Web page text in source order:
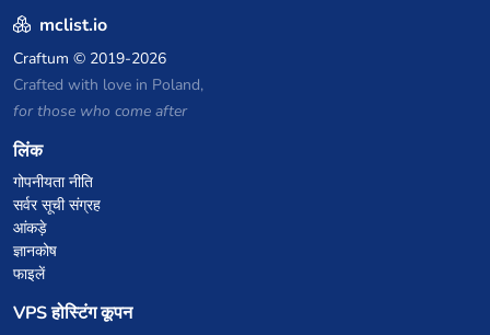
mclist.io
Craftum © 2019-2026
Crafted with love in Poland,
for those who come after
लिंक
गोपनीयता नीति
सर्वर सूची संग्रह
आंकड़े
ज्ञानकोष
फाइलें
VPS होस्टिंग कूपन